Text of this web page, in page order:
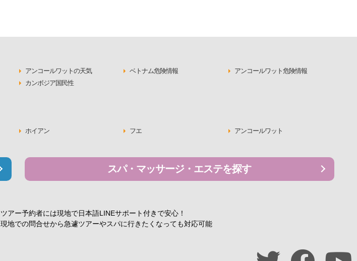
アンコールワットの天気 ベトナム危険情報
アンコールワット危険情報
カンボジア国民性
ホイアン フエ アンコールワット
スパ・マッサージ・エステを探す
ツアー予約者には現地で日本語LINEサポート付きで安心！
現地での問合せから急遽ツアーやスパに行きたくなっても対応可能